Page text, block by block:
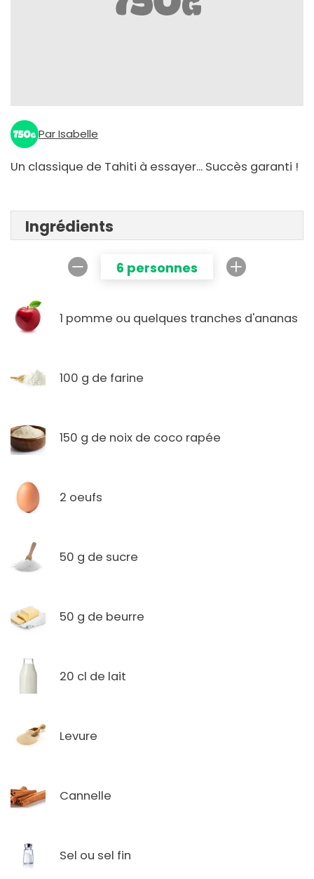
Par Isabelle
Un classique de Tahiti à essayer... Succès garanti !
Ingrédients
6 personnes
1 pomme ou quelques tranches d'ananas
100 g de farine
150 g de noix de coco rapée
2 oeufs
50 g de sucre
50 g de beurre
20 cl de lait
Levure
Cannelle
Sel ou sel fin